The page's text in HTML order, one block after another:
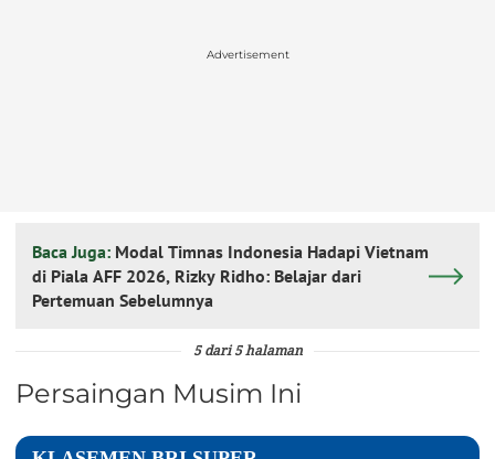
Advertisement
Baca Juga: Modal Timnas Indonesia Hadapi Vietnam
di Piala AFF 2026, Rizky Ridho: Belajar dari
Pertemuan Sebelumnya
5 dari 5 halaman
Persaingan Musim Ini